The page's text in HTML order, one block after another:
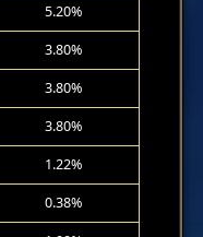
5.20%
3.80%
3.80%
3.80%
1.22%
0.38%